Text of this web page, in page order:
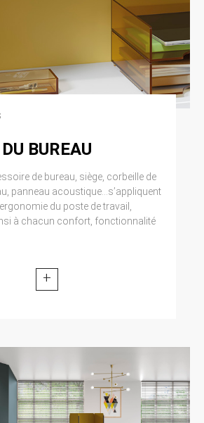
BUREAU
de bureau, siège, corbeille de
panneau acoustique...s’appliquent
du poste de travail,
à chacun confort, fonctionnalité
+